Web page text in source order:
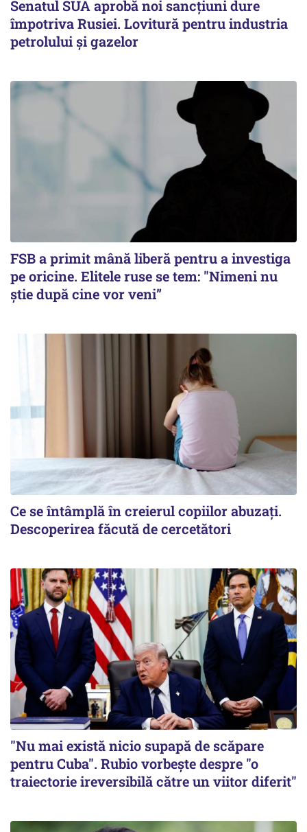
Senatul SUA aprobă noi sancțiuni dure
împotriva Rusiei. Lovitură pentru industria
petrolului și gazelor
FSB a primit mână liberă pentru a investiga
pe oricine. Elitele ruse se tem: "Nimeni nu
știe după cine vor veni”
Ce se întâmplă în creierul copiilor abuzați.
Descoperirea făcută de cercetători
"Nu mai există nicio supapă de scăpare
pentru Cuba". Rubio vorbește despre "o
traiectorie ireversibilă către un viitor diferit"